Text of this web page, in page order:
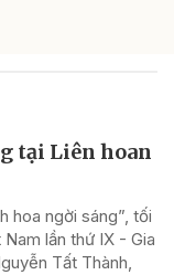
tại Liên hoan
hoa ngời sáng”, tối
lần thứ IX - Gia
Tất Thành,